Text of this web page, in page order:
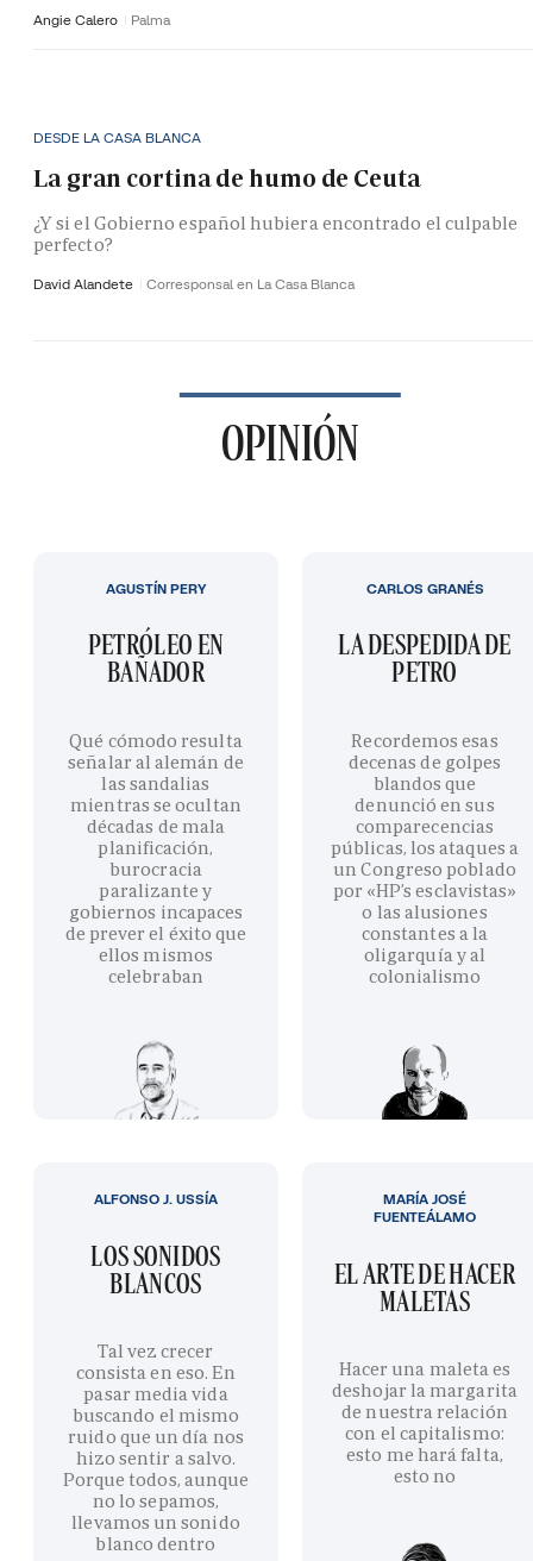
Angie Calero Palma
DESDE LA CASA BLANCA
La gran cortina de humo de Ceuta
¿Y si el Gobierno español hubiera encontrado el culpable
perfecto?
David Alandete Corresponsal en La Casa Blanca
OPINIÓN
PETRÓLEO EN
BAÑADOR
Qué cómodo resulta
señalar al alemán de
las sandalias
mientras se ocultan
décadas de mala
planificación,
burocracia
paralizante y
gobiernos incapaces
de prever el éxito que
ellos mismos
celebraban
AGUSTÍN PERY
LA DESPEDIDA DE
PETRO
Recordemos esas
decenas de golpes
blandos que
denunció en sus
comparecencias
públicas, los ataques a
un Congreso poblado
por «HP’s esclavistas»
o las alusiones
constantes a la
oligarquía y al
colonialismo
CARLOS GRANÉS
LOS SONIDOS
BLANCOS
Tal vez crecer
consista en eso. En
pasar media vida
buscando el mismo
ruido que un día nos
hizo sentir a salvo.
Porque todos, aunque
no lo sepamos,
llevamos un sonido
blanco dentro
ALFONSO J. USSÍA
EL ARTE DE HACER
MALETAS
Hacer una maleta es
deshojar la margarita
de nuestra relación
con el capitalismo:
esto me hará falta,
esto no
MARÍA JOSÉ
FUENTEÁLAMO